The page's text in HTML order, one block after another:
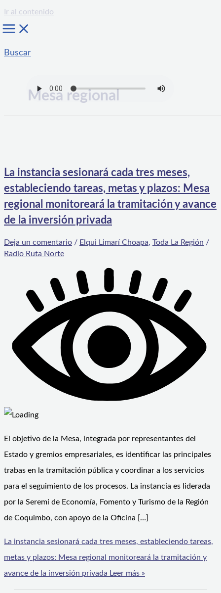
Ir al contenido
Buscar
Mesa regional
La instancia sesionará cada tres meses,
estableciendo tareas, metas y plazos: Mesa
regional monitoreará la tramitación y avance
de la inversión privada
Deja un comentario / Elqui Limarí Choapa, Toda La Región /
Radio Ruta Norte
El objetivo de la Mesa, integrada por representantes del
Estado y gremios empresariales, es identificar las principales
trabas en la tramitación pública y coordinar a los servicios
para el seguimiento de los procesos. La instancia es liderada
por la Seremi de Economía, Fomento y Turismo de la Región
de Coquimbo, con apoyo de la Oficina […]
La instancia sesionará cada tres meses, estableciendo tareas,
metas y plazos: Mesa regional monitoreará la tramitación y
avance de la inversión privada Leer más »